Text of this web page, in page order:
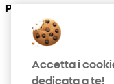
Prodotti
Collezioni
Neonato
Bambino
Casa
Accetta i
dedicata a te!